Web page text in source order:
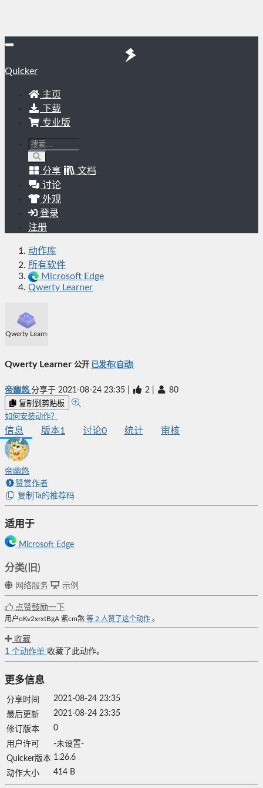
Quicker
主页
下载
专业版
分享
文档
讨论
外观
登录
注册
动作库
所有软件
Microsoft Edge
Qwerty Learner
Qwerty Learner
Qwerty Learner 公开 已发布(自动)
帝幽悠 分享于 2021-08-24 23:35 2 80
复制到剪贴板
如何安装动作？
信息 版本1 讨论0 统计 审核
帝幽悠
赞赏作者
复制Ta的推荐码
适用于
Microsoft Edge
分类(旧)
网络服务 示例
点赞鼓励一下
用户oKv2xrxtBgA 紫cm煞 等 2 人赞了这个动作 。
收藏
1 个动作单 收藏了此动作。
更多信息
分享时间
2021-08-24 23:35
最后更新
2021-08-24 23:35
修订版本
0
用户许可
-未设置-
Quicker版本 1.26.6
动作大小
414 B